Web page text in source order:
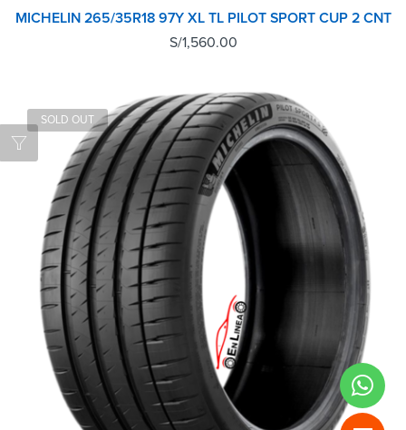
MICHELIN 265/35R18 97Y XL TL PILOT SPORT CUP 2 CNT
S/1,560.00
SOLD OUT